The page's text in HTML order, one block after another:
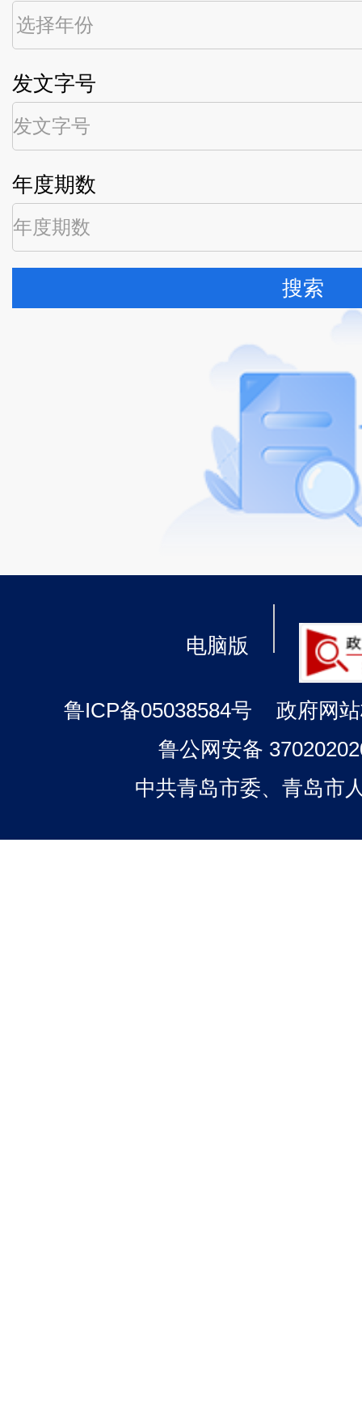
发文字号
年度期数
搜索
电脑版
鲁ICP备05038584号
政府网
鲁公网安备
中共青岛市委、青岛市